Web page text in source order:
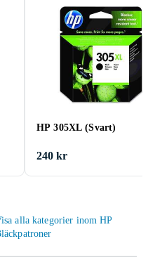
HP 305XL (Svart)
240 kr
alla kategorier inom HP